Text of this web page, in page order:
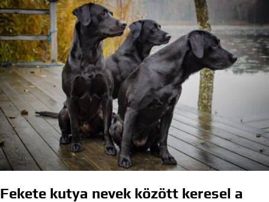
Fekete kutya nevek között keresel a